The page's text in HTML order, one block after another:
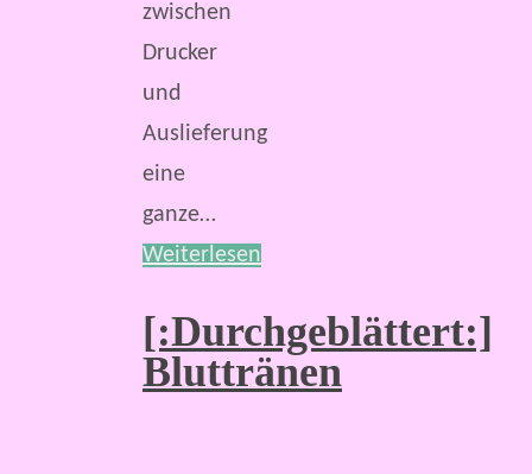
zwischen
Drucker
und
Auslieferung
eine
ganze…
Weiterlesen
[:Durchgeblättert:]
Bluttränen